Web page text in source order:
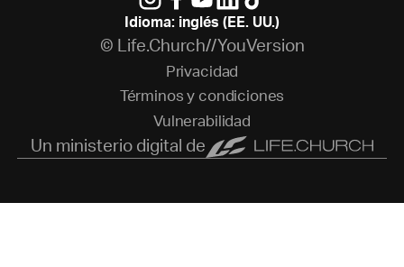
Idioma: inglés (EE. UU.)
© Life.Church//YouVersion
Privacidad
Términos y condiciones
Vulnerabilidad
Un ministerio digital de